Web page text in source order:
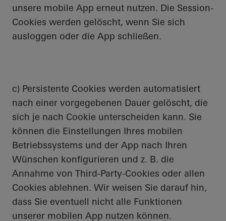
unsere mobile App erneut nutzen. Die Session-
Cookies werden gelöscht, wenn Sie sich
ausloggen oder die App schließen.
c) Persistente Cookies werden automatisiert
nach einer vorgegebenen Dauer gelöscht, die
sich je nach Cookie unterscheiden kann. Sie
können die Einstellungen Ihres mobilen
Betriebssystems und der App nach Ihren
Wünschen konfigurieren und z. B. die
Annahme von Third-Party-Cookies oder allen
Cookies ablehnen. Wir weisen Sie darauf hin,
dass Sie eventuell nicht alle Funktionen
unserer mobilen App nutzen können.